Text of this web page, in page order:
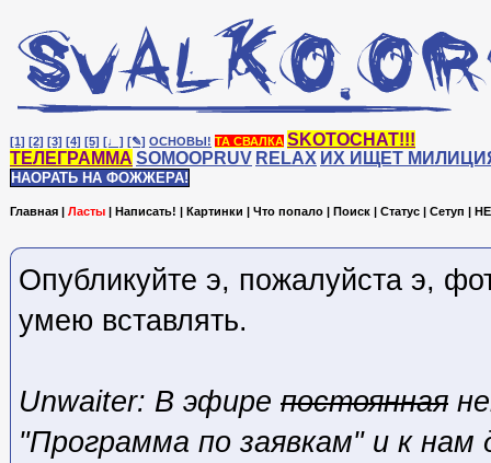
[1] [2] [3] [4] [5] [♩] [✎] ОСНОВЫ! ТА СВАЛКА SKOTOCHAT!!!
ТЕЛЕГРАММА SOMOOPRUV RELAX ИХ ИЩЕТ
НАОРАТЬ НА ФОЖЖЕРА!
Главная | Ласты | Написать! | Картинки | Что попало | Поиск | Статус | Сетуп |
Опубликуйте э, пожалуйста э,
умею вставлять.
Unwaiter: В эфире постоянная
"Программа по заявкам" и к нам